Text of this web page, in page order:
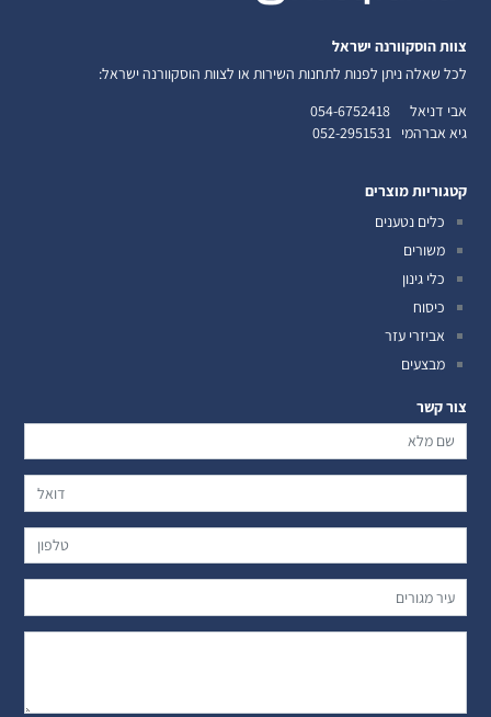
צוות הוסקוורנה ישראל
לכל שאלה ניתן לפנות לתחנות השירות או לצוות הוסקוורנה ישראל:
אבי דניאל 054-6752418
גיא אברהמי 052-2951531
קטגוריות מוצרים
כלים נטענים
משורים
כלי גינון
כיסוח
אביזרי עזר
מבצעים
צור קשר